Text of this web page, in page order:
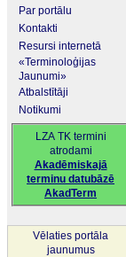
Par portālu
Kontakti
Resursi internetā
«Terminoloģijas
Jaunumi»
Atbalstītāji
Notikumi
LZA TK termini
atrodami
Akadēmiskajā
terminu datubāzē
AkadTerm
Vēlaties portāla
jaunumus